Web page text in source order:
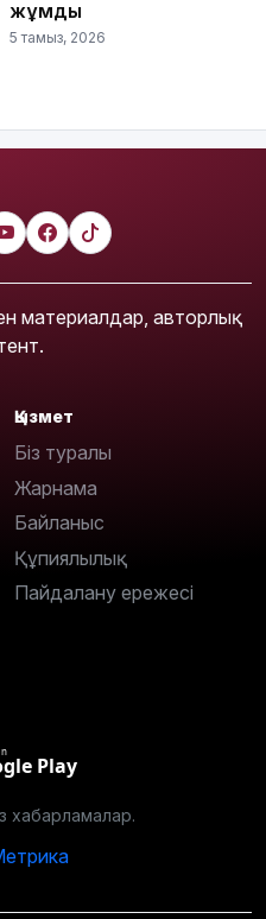
жұмды
5 тамыз, 2026
материалдар, авторлық
Қызмет
Біз туралы
Жарнама
Байланыс
Құпиялылық
Пайдалану ережесі
Play
хабарламалар.